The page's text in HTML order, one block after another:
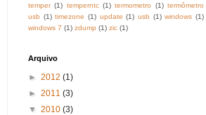
temper (1) temperntc (1) termometro (1) termômetro
usb (1) timezone (1) update (1) usb (1) windows (1)
windows 7 (1) zdump (1) zic (1)
Arquivo
► 2012 (1)
► 2011 (3)
▼ 2010 (3)